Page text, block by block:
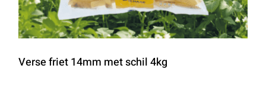
Verse friet 14mm met schil 4kg